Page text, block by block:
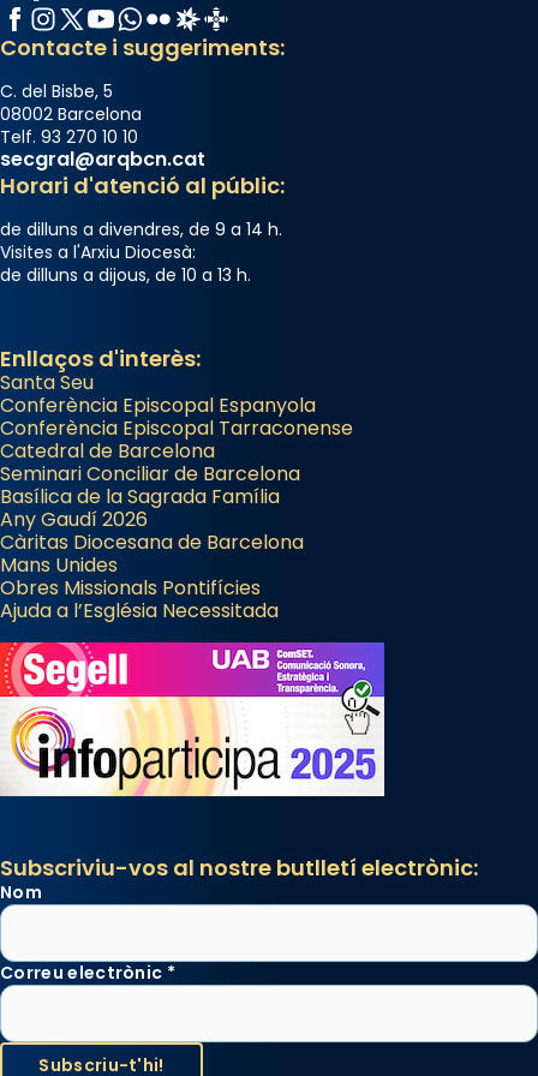
Facebook
Instagram
X / Twitter
YouTube
WhatsApp
FlickrRadio Estel
Catalunya Cristiana
Contacte i suggeriments:
C. del Bisbe, 5
08002 Barcelona
Telf. 93 270 10 10
secgral@arqbcn.cat
Horari d'atenció al públic:
de dilluns a divendres, de 9 a 14 h.
Visites a l'Arxiu Diocesà:
de dilluns a dijous, de 10 a 13 h.
Enllaços d'interès:
Santa Seu
Conferència Episcopal Espanyola
Conferència Episcopal Tarraconense
Catedral de Barcelona
Seminari Conciliar de Barcelona
Basílica de la Sagrada Família
Any Gaudí 2026
Càritas Diocesana de Barcelona
Mans Unides
Obres Missionals Pontifícies
Ajuda a l’Església Necessitada
Subscriviu-vos al nostre butlletí electrònic:
Nom
Correu electrònic *